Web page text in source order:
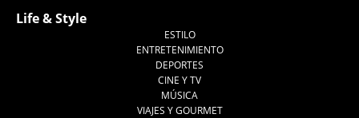
Life & Style
ESTILO
ENTRETENIMIENTO
DEPORTES
CINE Y TV
MÚSICA
VIAJES Y GOURMET